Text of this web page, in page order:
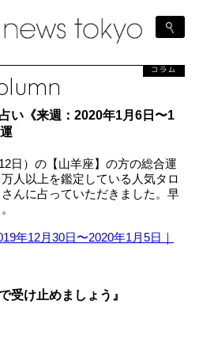
コラム
い《来週：2020年1月6日〜1
日）の【山羊座】の方の総合運
人以上を鑑定している人気タロ
んに占っていただきました。早
年12月30日〜2020年1月5日｜
受け止めましょう』